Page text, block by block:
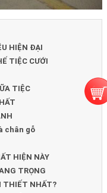
HIỆN ĐẠI
TIỆC CƯỚI
TIỆC
chân gỗ
HIỆN NÀY
TRỌNG
THIẾT NHẤT?